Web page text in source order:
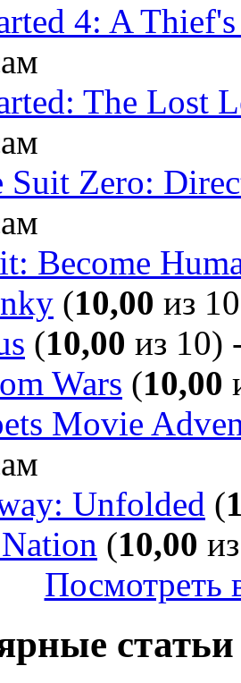
4: A
The Lost
Suit Zero:
Become
(10,00 из
(10,00 из 10)
Wars (10,00
Movie
Unfolded (
(10,00
Посмотреть
статьи